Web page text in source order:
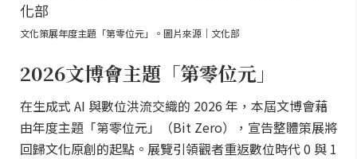
文化策展年度主題「第零位元」。圖片來源｜文化部
2026文博會主題「第零位元」
在生成式 AI 與數位洪流交織的 2026 年，本屆文博會藉
由年度主題「第零位元」（Bit Zero），宣告整體策展將
回歸文化原創的起點。展覽引領觀者重返數位時代 0 與 1